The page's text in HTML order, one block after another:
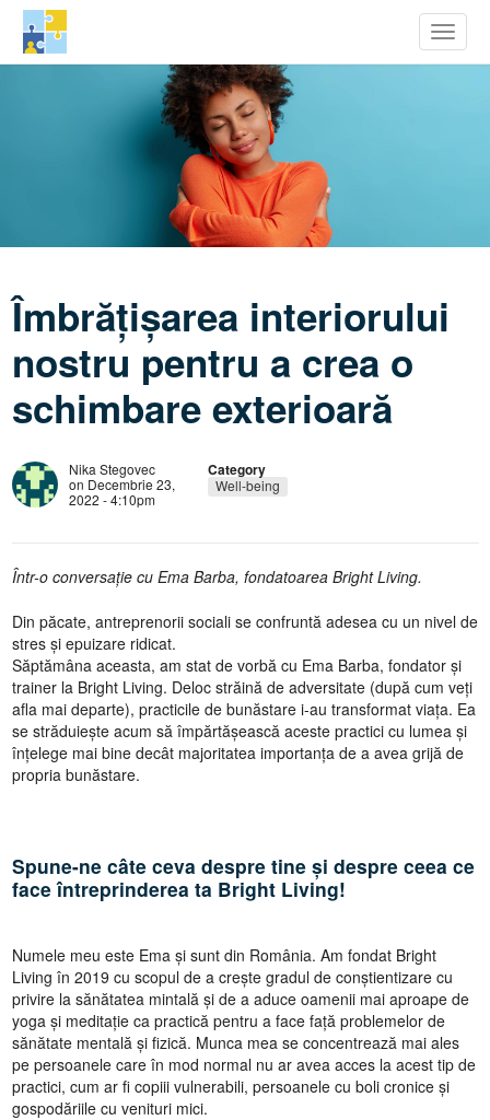
Youth Potential
Îmbrățișarea interiorului
nostru pentru a crea o
schimbare exterioară
Nika Stegovec
on Decembrie 23,
2022 - 4:10pm
Category
Well-being
Într-o conversație cu Ema Barba, fondatoarea Bright Living.
Din păcate, antreprenorii sociali se confruntă adesea cu un nivel de
stres și epuizare ridicat.
Săptămâna aceasta, am stat de vorbă cu Ema Barba, fondator și
trainer la Bright Living. Deloc străină de adversitate (după cum veți
afla mai departe), practicile de bunăstare i-au transformat viața. Ea
se străduiește acum să împărtășească aceste practici cu lumea și
înțelege mai bine decât majoritatea importanța de a avea grijă de
propria bunăstare.
Spune-ne câte ceva despre tine și despre ceea ce
face întreprinderea ta Bright Living!
Numele meu este Ema și sunt din România. Am fondat Bright
Living în 2019 cu scopul de a crește gradul de conștientizare cu
privire la sănătatea mintală și de a aduce oamenii mai aproape de
yoga și meditație ca practică pentru a face față problemelor de
sănătate mentală și fizică. Munca mea se concentrează mai ales
pe persoanele care în mod normal nu ar avea acces la acest tip de
practici, cum ar fi copiii vulnerabili, persoanele cu boli cronice și
gospodăriile cu venituri mici.